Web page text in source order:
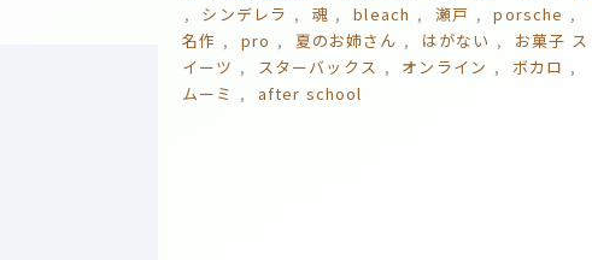
シンデレラ
魂 bleach 瀬戸
porsche
名作
pro 夏のお姉さん はがない
お菓子 ス
イーツ
スターバックス オンライン
ボカロ
ムーミ
after school